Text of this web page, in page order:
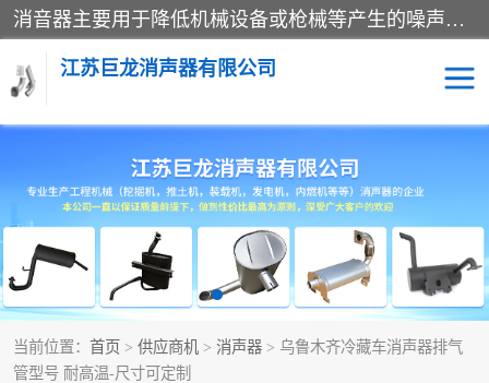
消音器主要用于降低机械设备或枪械等产生的噪声。它通过阻尼或增加排气面积来降低排气速度和功率，从而降低噪声。常见的消音器类型包括阻性消声器、抗性消声器、共振消声器以及阻抗复合式消声器等。这些消音器各有特点，适用于不同频率的噪声消除。
江苏巨龙消声器有限公司
当前位置： 首页 > 供应商机 > 消声器 > 乌鲁木齐冷藏车消声器排气
管型号 耐高温-尺寸可定制
消声器